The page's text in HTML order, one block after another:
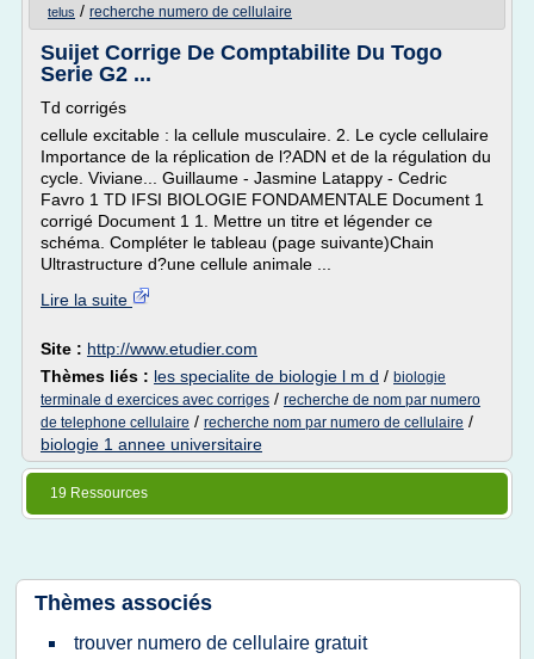
telus / recherche numero de cellulaire
Suijet Corrige De Comptabilite Du Togo
Serie G2 ...
Td corrigés
cellule excitable : la cellule musculaire. 2. Le cycle cellulaire
Importance de la réplication de l?ADN et de la régulation du
cycle. Viviane... Guillaume - Jasmine Latappy - Cedric
Favro 1 TD IFSI BIOLOGIE FONDAMENTALE Document 1
corrigé Document 1 1. Mettre un titre et légender ce
schéma. Compléter le tableau (page suivante)Chain
Ultrastructure d?une cellule animale ...
Lire la suite
Site : http://www.etudier.com
Thèmes liés : les specialite de biologie l m d / biologie
terminale d exercices avec corriges / recherche de nom par numero
de telephone cellulaire / recherche nom par numero de cellulaire /
biologie 1 annee universitaire
19 Ressources
Thèmes associés
trouver numero de cellulaire gratuit